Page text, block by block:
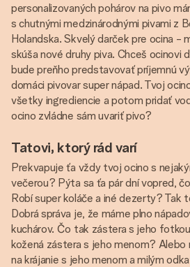
personalizovaných pohárov na pivo
s chutnými medzinárodnými pivami z
Holandska. Skvelý darček pre ocina -
skúša nové druhy piva. Chceš ocinovi
bude preňho predstavovať príjemnú
domáci pivovar super nápad. Tvoj
všetky ingrediencie a potom pridať
ocino zvládne sám uvariť pivo?
Tatovi, ktorý rád varí
Prekvapuje ťa vždy tvoj ocino s
večerou? Pýta sa ťa pár dní vopred,
Robí super koláče a iné dezerty? Tak
Dobrá správa je, že máme plno
kuchárov. Čo tak zástera s jeho
kožená zástera s jeho menom? Alebo
na krájanie s jeho menom a milým